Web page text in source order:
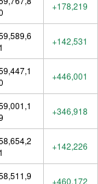
+178,219
+142,531
+446,001
+346,918
+142,226
+460,172